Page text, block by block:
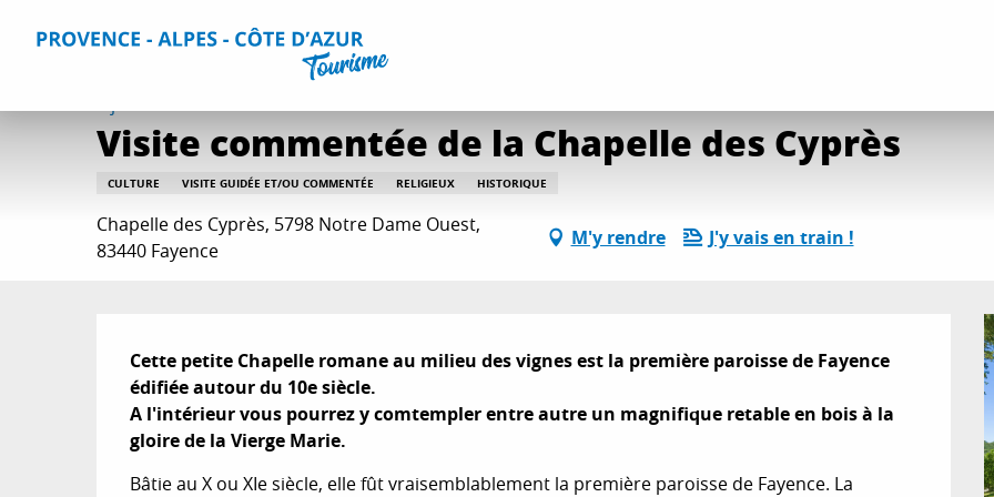
Accueil Que faire ? Sorties & Agenda
Visite commentée de la Chapelle des Cyprès
CULTURE VISITE GUIDÉE ET/OU COMMENTÉE RELIGIEUX HISTORIQUE
Chapelle des Cyprès, 5798 Notre Dame Ouest,
83440 Fayence
M'y rendre J'y vais en train !
Description
Cette petite Chapelle romane au milieu des vignes est la première paroisse de Fayence
édifiée autour du 10e siècle.
A l'intérieur vous pourrez y comtempler entre autre un magnifique retable en bois à la
gloire de la Vierge Marie.
Bâtie au X ou XIe siècle, elle fût vraisemblablement la première paroisse de Fayence. La